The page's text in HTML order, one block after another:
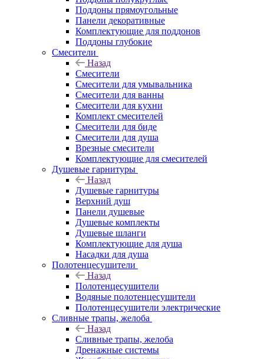
Поддоны прямоугольные
Панели декоративные
Комплектующие для поддонов
Поддоны глубокие
Смесители
Назад
Смесители
Смесители для умывальника
Смесители для ванны
Смесители для кухни
Комплект смесителей
Смесители для биде
Смесители для душа
Врезные смесители
Комплектующие для смесителей
Душевые гарнитуры
Назад
Душевые гарнитуры
Верхний душ
Панели душевые
Душевые комплекты
Душевые шланги
Комплектующие для душа
Насадки для душа
Полотенцесушители
Назад
Полотенцесушители
Водяные полотенцесушители
Полотенцесушители электрические
Сливные трапы, желоба
Назад
Сливные трапы, желоба
Дренажные системы